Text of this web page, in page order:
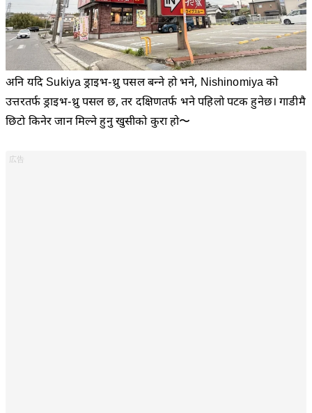
अनि यदि Sukiya ड्राइभ-थ्रु पसल बन्ने हो भने, Nishinomiya को
उत्तरतर्फ ड्राइभ-थ्रु पसल छ, तर दक्षिणतर्फ भने पहिलो पटक हुनेछ। गाडीमै
छिटो किनेर जान मिल्ने हुनु खुसीको कुरा हो〜